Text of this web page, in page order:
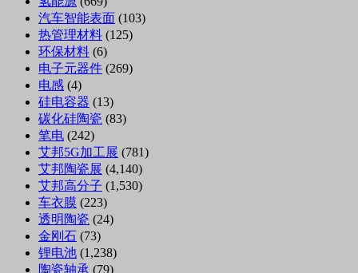
汽车智能表面 (103)
热管理材料 (125)
环保材料 (6)
电子元器件 (269)
电感 (4)
硅电容器 (13)
碳化硅陶瓷 (83)
笔电 (242)
艾邦5G加工展 (781)
艾邦陶瓷展 (4,140)
艾邦高分子 (1,530)
车衣膜 (223)
透明陶瓷 (24)
金刚石 (73)
锂电池 (1,238)
陶瓷轴承 (79)